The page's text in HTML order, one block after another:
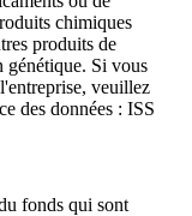
chimiques
produits de
Si vous
veuillez
des données : ISS
fonds qui sont